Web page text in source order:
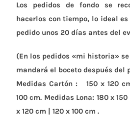
Los pedidos de fondo se
hacerlos con tiempo, lo ideal es
pedido unos 20 días antes del
(En los pedidos «mi historia» se
mandará el boceto después del
Medidas Cartón : 150 x 120
100 cm. Medidas Lona: 180 x
x 120 cm | 120 x 100 cm .